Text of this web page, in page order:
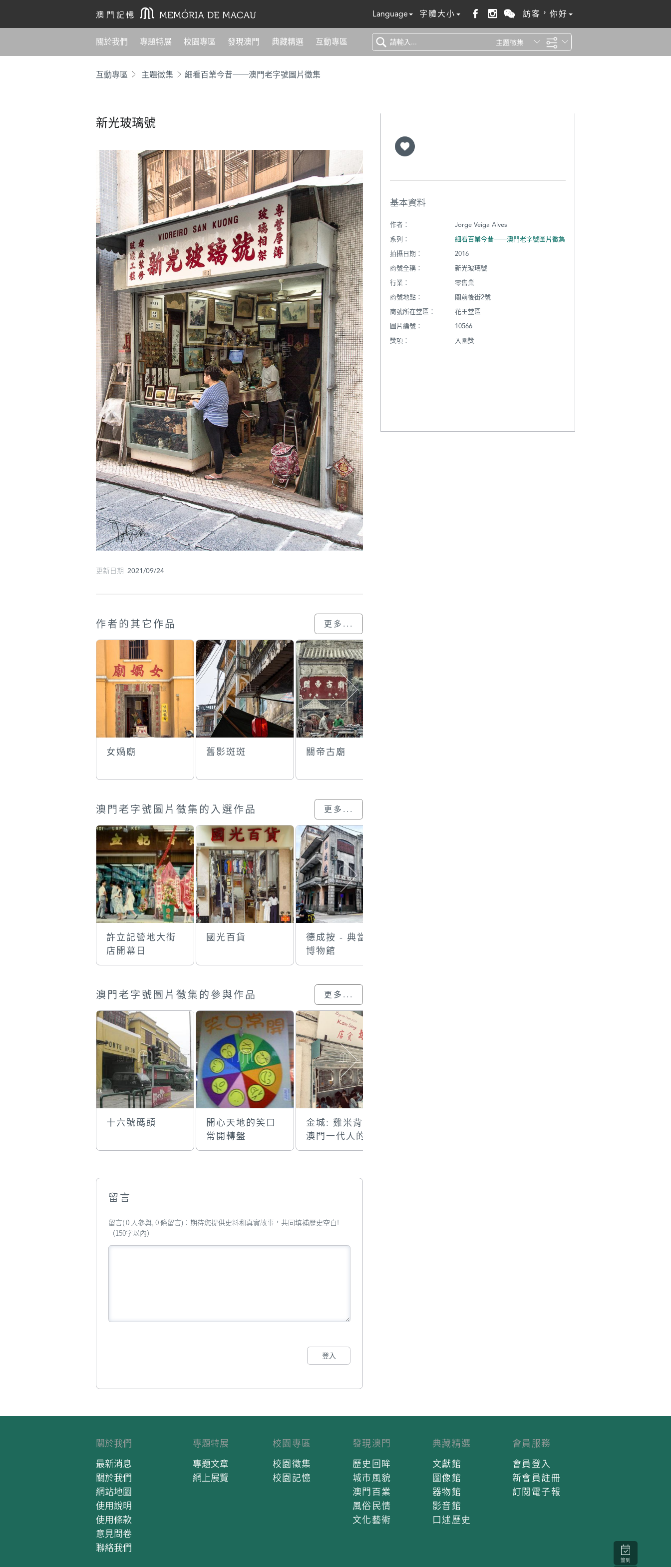
Language 字體大小 訪客，你好
關於我們 專題特展 校園專區 發現澳門 典藏精選 互動專區 主題徵集
互動專區 主題徵集 細看百業今昔──澳門老字號圖片徵集
新光玻璃號
更新日期 2021/09/24
作者的其它作品 更多...
女媧廟 舊影斑斑 關帝古廟
澳門老字號圖片徵集的入選作品 更多...
許立記營地大街
店開幕日
國光百貨
德成按 - 典當業
博物館
澳門老字號圖片徵集的參與作品 更多...
十六號碼頭
開心天地的笑口
常開轉盤
金城: 雞米背後是
澳門一代人的回
憶
留言
留言( 0 人參與, 0 條留言)：期待您提供史料和真實故事，共同填補歷史空白!
（150字以內）
登入
基本資料
作者：
Jorge Veiga Alves
系列：
細看百業今昔──澳門老字號圖片徵集
拍攝日期：
2016
商號全稱：
新光玻璃號
行業：
零售業
商號地點：
關前後街2號
商號所在堂區：
花王堂區
圖片編號：
10566
獎項：
入圍獎
關於我們
最新消息
關於我們
網站地圖
使用說明
使用條款
意見問卷
聯絡我們
專題特展
專題文章
網上展覽
校園專區
校園徵集
校園記憶
發現澳門
歷史回眸
城市風貌
澳門百業
風俗民情
文化藝術
典藏精選
文獻館
圖像館
器物館
影音館
口述歷史
會員服務
會員登入
新會員註冊
訂閱電子報
簽到